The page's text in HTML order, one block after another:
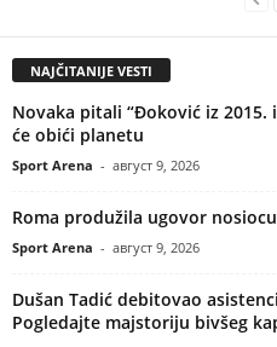
NAJČITANIJE VESTI
Novaka pitali “Đoković iz 2015.
će obići planetu
Sport Arena - август 9, 2026
Roma produžila ugovor
Sport Arena - август 9, 2026
Dušan Tadić debitovao
Pogledajte majstoriju bivšeg